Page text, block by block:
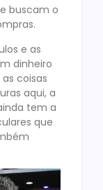
buscam o
e as
dinheiro
coisas
aqui, a
tem a
que